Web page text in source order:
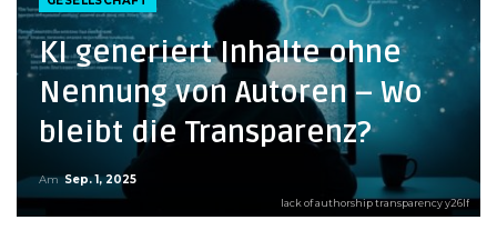
KI generiert Inhalte ohne
Nennung von Autoren – Wo
bleibt die Transparenz?
AmSep. 1, 2025
lack of authorship transparency y26lf